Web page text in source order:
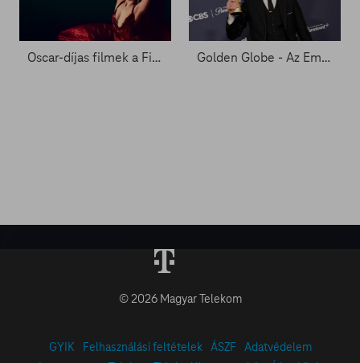
Oscar-díjas filmek a FilmPremieren! Golden Globe - Az Emilia Pérez és A brutalista nyerte a két filmes fődíjat
© 2026 Magyar Telekom
GYIK Felhasználási feltételek ÁSZF
Adatvédelem